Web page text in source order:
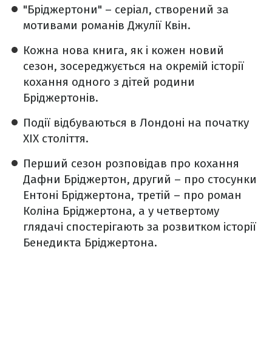
"Бріджертони" – серіал, створений за
мотивами романів Джулії Квін.
Кожна нова книга, як і кожен новий
сезон, зосереджується на окремій історії
кохання одного з дітей родини
Бріджертонів.
Події відбуваються в Лондоні на початку
XIX століття.
Перший сезон розповідав про кохання
Дафни Бріджертон, другий – про стосунки
Ентоні Бріджертона, третій – про роман
Коліна Бріджертона, а у четвертому
глядачі спостерігають за розвитком історії
Бенедикта Бріджертона.